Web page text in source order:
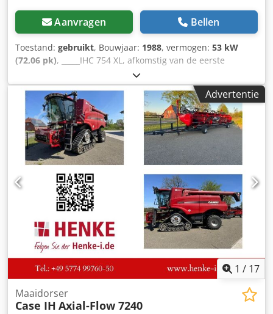
Aanvragen Bellen
Toestand: gebruikt, Bouwjaar: 1988, vermogen: 53 kW
(72,06 pk), _____IHC 754 XL, afkomstig van de eerste
eigenaar, in uitstekende staat. Bedrijfstijden: ca. 8.600 uur.
Bouwjaar: 1988. Dcedpfx Ajzdmutomvek Voorste
hefinrichting. Voorste aftakas. 30 km/u versnellingsbak.
Prijs: € 24.500,00 (exclusief BTW). Locatie: null
Advertentie
1 / 17
Maaidorser
Case IH Axial-Flow 7240